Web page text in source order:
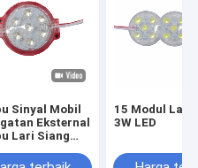
Sinyal Mobil
Eksternal
Lari Siang
Motor
15 Modul
3W LED